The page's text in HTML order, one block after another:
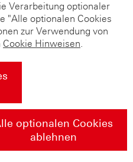
Verarbeitung optionaler
"Alle optionalen Cookies
zur Verwendung von
Cookie Hinweisen.
optionalen Cookies
ablehnen